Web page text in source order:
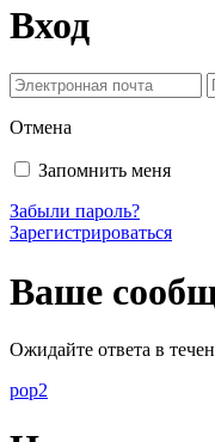
Вход
Отмена
Запомнить меня
Забыли пароль?
Зарегистрироваться
Ваше
Ожидайте ответа в
pop2